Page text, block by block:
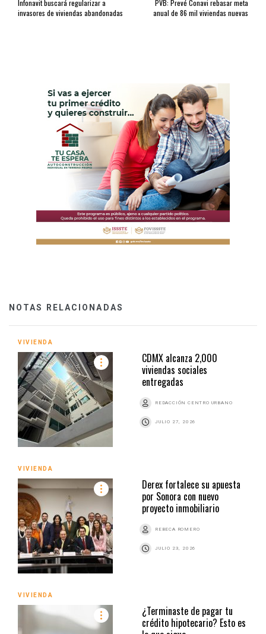
Infonavit buscará regularizar a
invasores de viviendas abandonadas
PVB: Prevé Conavi rebasar meta
anual de 86 mil viviendas nuevas
NOTAS RELACIONADAS
VIVIENDA
CDMX alcanza 2,000
viviendas sociales
entregadas
REDACCIÓN CENTRO URBANO
JULIO 27, 2026
VIVIENDA
Derex fortalece su apuesta
por Sonora con nuevo
proyecto inmobiliario
REBECA ROMERO
JULIO 23, 2026
VIVIENDA
¿Terminaste de pagar tu
crédito hipotecario? Esto es